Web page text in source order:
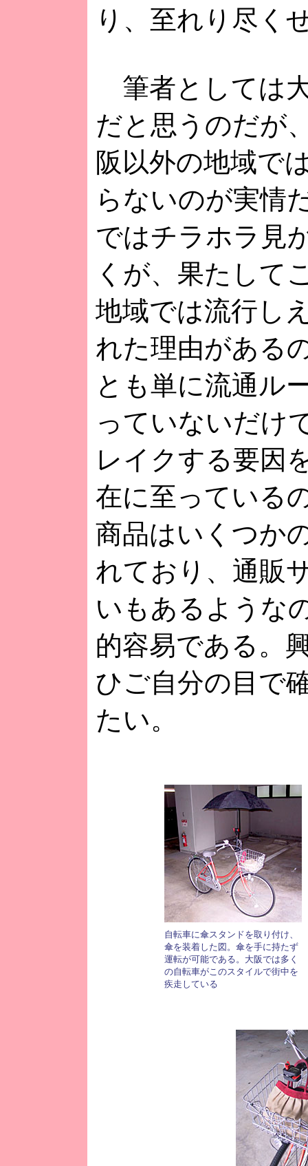
り、至れり尽く
筆者としては
だと思うのだが
阪以外の地域で
らないのが実情
ではチラホラ見
くが、果たして
地域では流行し
れた理由がある
とも単に流通ル
っていないだけ
レイクする要因
在に至っている
商品はいくつか
れており、通販
いもあるような
的容易である。
ひご自分の目で
たい。
自転車に傘スタンドを取り付け、
傘を装着した図。傘を手に持たず
運転が可能である。大阪では多く
の自転車がこのスタイルで街中を
疾走している